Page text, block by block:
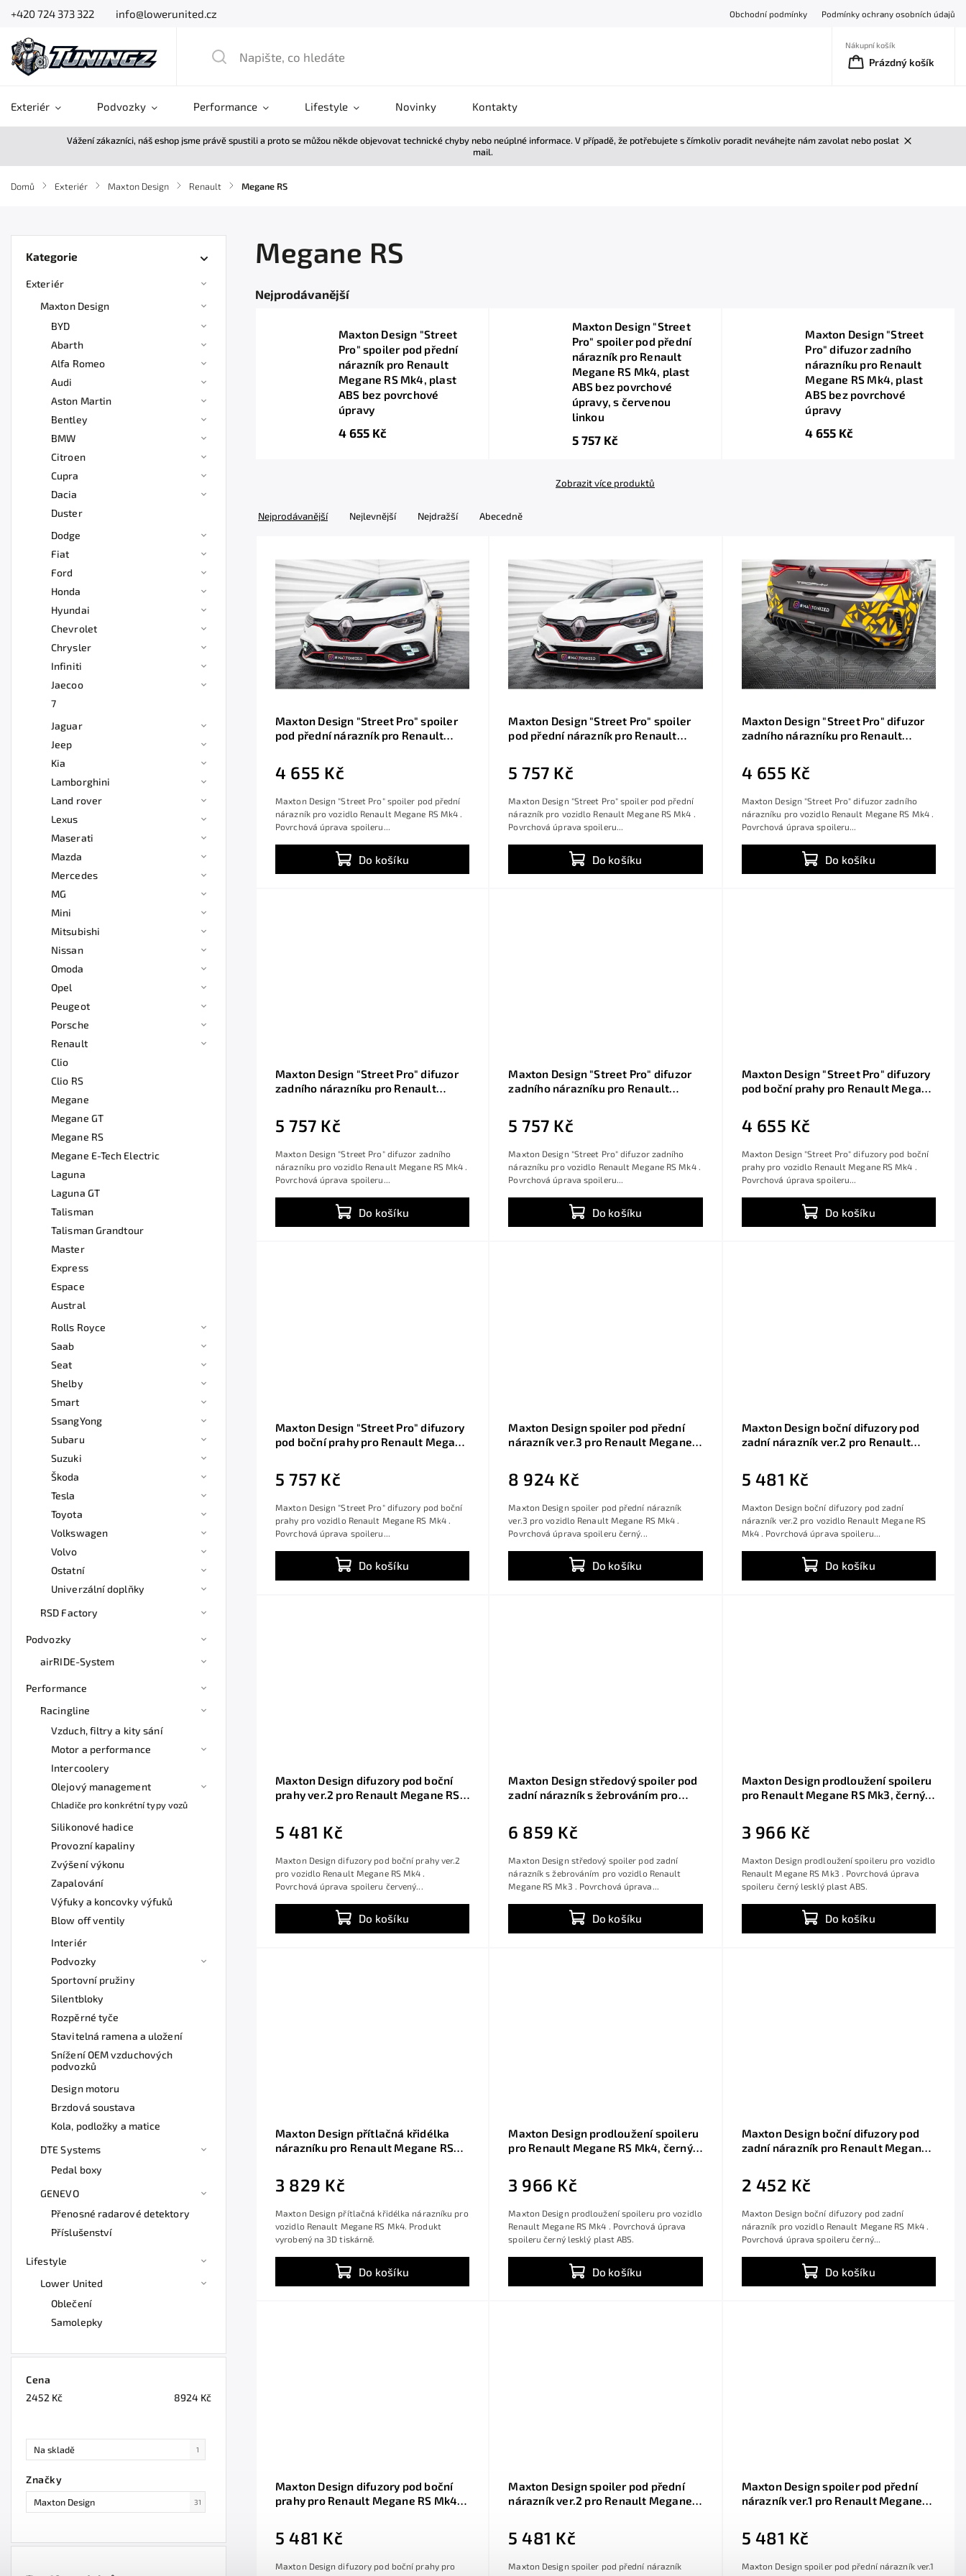
+420 724 373 322 info@lowerunited.cz Obchodní podmínky Podmínky ochrany osobních údajů
Nákupní košík
Prázdný košík
Exteriér Podvozky Performance Lifestyle Novinky Kontakty
Vážení zákazníci, náš eshop jsme právě spustili a proto se můžou někde objevovat technické chyby nebo neúplné informace. V případě, že potřebujete s čímkoliv poradit neváhejte nám zavolat nebo poslat
mail.
Domů / Exteriér / Maxton Design / Renault / Megane RS
Kategorie
Exteriér
Maxton Design
BYD
Abarth
Alfa Romeo
Audi
Aston Martin
Bentley
BMW
Citroen
Cupra
Dacia
Duster
Dodge
Fiat
Ford
Honda
Hyundai
Chevrolet
Chrysler
Infiniti
Jaecoo
7
Jaguar
Jeep
Kia
Lamborghini
Land rover
Lexus
Maserati
Mazda
Mercedes
MG
Mini
Mitsubishi
Nissan
Omoda
Opel
Peugeot
Porsche
Renault
Clio
Clio RS
Megane
Megane GT
Megane RS
Megane E-Tech Electric
Laguna
Laguna GT
Talisman
Talisman Grandtour
Master
Express
Espace
Austral
Rolls Royce
Saab
Seat
Shelby
Smart
SsangYong
Subaru
Suzuki
Škoda
Tesla
Toyota
Volkswagen
Volvo
Ostatní
Univerzální doplňky
RSD Factory
Podvozky
airRIDE-System
Performance
Racingline
Vzduch, filtry a kity sání
Motor a performance
Intercoolery
Olejový management
Chladiče pro konkrétní typy vozů
Silikonové hadice
Provozní kapaliny
Zvýšení výkonu
Zapalování
Výfuky a koncovky výfuků
Blow off ventily
Interiér
Podvozky
Sportovní pružiny
Silentbloky
Rozpěrné tyče
Stavitelná ramena a uložení
Snížení OEM vzduchových
podvozků
Design motoru
Brzdová soustava
Kola, podložky a matice
DTE Systems
Pedal boxy
GENEVO
Přenosné radarové detektory
Příslušenství
Lifestyle
Lower United
Oblečení
Samolepky
Cena
2452 Kč 8924 Kč
Na skladě 1
Značky
Maxton Design 31
Megane RS
Nejprodávanější
Maxton Design "Street
Pro" spoiler pod přední
nárazník pro Renault
Megane RS Mk4, plast
ABS bez povrchové
úpravy
4 655 Kč
Maxton Design "Street
Pro" spoiler pod přední
nárazník pro Renault
Megane RS Mk4, plast
ABS bez povrchové
úpravy, s červenou
linkou
5 757 Kč
Maxton Design "Street
Pro" difuzor zadního
nárazníku pro Renault
Megane RS Mk4, plast
ABS bez povrchové
úpravy
4 655 Kč
Zobrazit více produktů
Nejprodávanější Nejlevnější Nejdražší Abecedně
Maxton Design "Street Pro" spoiler
pod přední nárazník pro Renault
povrchové úpravy
4 655 Kč
Do košíku
Maxton Design "Street Pro" spoiler pod přední
nárazník pro vozidlo Renault Megane RS Mk4 .
Povrchová úprava spoileru...
Maxton Design "Street Pro" spoiler
pod přední nárazník pro Renault
povrchové úpravy, s červenou linkou
5 757 Kč
Do košíku
Maxton Design "Street Pro" spoiler pod přední
nárazník pro vozidlo Renault Megane RS Mk4 .
Povrchová úprava spoileru...
Maxton Design "Street Pro" difuzor
zadního nárazníku pro Renault
povrchové úpravy
4 655 Kč
Do košíku
Maxton Design "Street Pro" difuzor zadního
nárazníku pro vozidlo Renault Megane RS Mk4 .
Povrchová úprava spoileru...
Maxton Design "Street Pro" difuzor
zadního nárazníku pro Renault
povrchové úpravy, s červenou linkou
na žebrování
5 757 Kč
Do košíku
Maxton Design "Street Pro" difuzor zadního
nárazníku pro vozidlo Renault Megane RS Mk4 .
Povrchová úprava spoileru...
Maxton Design "Street Pro" difuzor
zadního nárazníku pro Renault
povrchové úpravy, s červenou linkou
5 757 Kč
Do košíku
Maxton Design "Street Pro" difuzor zadního
nárazníku pro vozidlo Renault Megane RS Mk4 .
Povrchová úprava spoileru...
Maxton Design "Street Pro" difuzory
pod boční prahy pro Renault Megane
úpravy
4 655 Kč
Do košíku
Maxton Design "Street Pro" difuzory pod boční
prahy pro vozidlo Renault Megane RS Mk4 .
Povrchová úprava spoileru...
Maxton Design "Street Pro" difuzory
pod boční prahy pro Renault Megane
úpravy, s červenou linkou
5 757 Kč
Do košíku
Maxton Design "Street Pro" difuzory pod boční
prahy pro vozidlo Renault Megane RS Mk4 .
Povrchová úprava spoileru...
Maxton Design spoiler pod přední
nárazník ver.3 pro Renault Megane
červenou linkou
8 924 Kč
Do košíku
Maxton Design spoiler pod přední nárazník
ver.3 pro vozidlo Renault Megane RS Mk4 .
Povrchová úprava spoileru černý...
Maxton Design boční difuzory pod
zadní nárazník ver.2 pro Renault
ABS, s červenou linkou
5 481 Kč
Do košíku
Maxton Design boční difuzory pod zadní
nárazník ver.2 pro vozidlo Renault Megane RS
Mk4 . Povrchová úprava spoileru...
Maxton Design difuzory pod boční
prahy ver.2 pro Renault Megane RS
5 481 Kč
Do košíku
Maxton Design difuzory pod boční prahy ver.2
pro vozidlo Renault Megane RS Mk4 .
Povrchová úprava spoileru červený...
Maxton Design středový spoiler pod
zadní nárazník s žebrováním pro
lesklý plast ABS
6 859 Kč
Do košíku
Maxton Design středový spoiler pod zadní
nárazník s žebrováním pro vozidlo Renault
Megane RS Mk3 . Povrchová úprava...
Maxton Design prodloužení spoileru
pro Renault Megane RS Mk3, černý
3 966 Kč
Do košíku
Maxton Design prodloužení spoileru pro vozidlo
Renault Megane RS Mk3 . Povrchová úprava
spoileru černý lesklý plast ABS.
Maxton Design přítlačná křidélka
nárazníku pro Renault Megane RS
3 829 Kč
Do košíku
Maxton Design přítlačná křidélka nárazníku pro
vozidlo Renault Megane RS Mk4. Produkt
vyrobený na 3D tiskárně.
Maxton Design prodloužení spoileru
pro Renault Megane RS Mk4, černý
3 966 Kč
Do košíku
Maxton Design prodloužení spoileru pro vozidlo
Renault Megane RS Mk4 . Povrchová úprava
spoileru černý lesklý plast ABS.
Maxton Design boční difuzory pod
zadní nárazník pro Renault Megane
2 452 Kč
Do košíku
Maxton Design boční difuzory pod zadní
nárazník pro vozidlo Renault Megane RS Mk4 .
Povrchová úprava spoileru černý...
Maxton Design difuzory pod boční
prahy pro Renault Megane RS Mk4,
5 481 Kč
Maxton Design difuzory pod boční prahy pro
Maxton Design spoiler pod přední
nárazník ver.2 pro Renault Megane
5 481 Kč
Maxton Design spoiler pod přední nárazník
Maxton Design spoiler pod přední
nárazník ver.1 pro Renault Megane
5 481 Kč
Maxton Design spoiler pod přední nárazník ver.1